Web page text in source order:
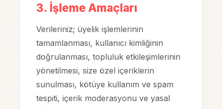
3. İşleme Amaçları
Verileriniz; üyelik işlemlerinin
tamamlanması, kullanıcı kimliğinin
doğrulanması, topluluk etkileşimlerinin
yönetilmesi, size özel içeriklerin
sunulması, kötüye kullanım ve spam
tespiti, içerik moderasyonu ve yasal